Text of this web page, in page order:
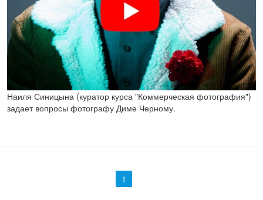
Наиля Синицына (куратор курса "Коммерческая фотография")
задает вопросы фотографу Диме Черному.
1